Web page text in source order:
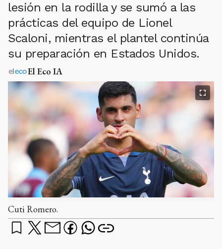
lesión en la rodilla y se sumó a las
prácticas del equipo de Lionel
Scaloni, mientras el plantel continúa
su preparación en Estados Unidos.
El Eco IA
Cuti Romero.